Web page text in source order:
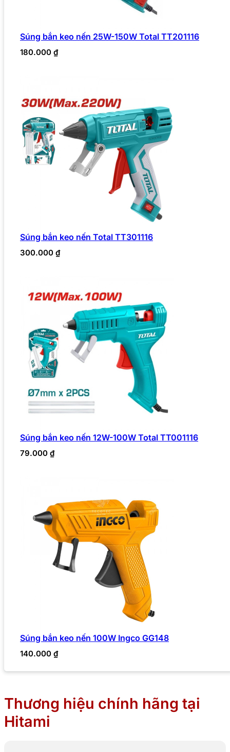
Súng bắn keo nến 25W-150W Total TT201116
180.000 ₫
Súng bắn keo nến Total TT301116
300.000 ₫
Súng bắn keo nến 12W-100W Total TT001116
79.000 ₫
Súng bắn keo nến 100W Ingco GG148
140.000 ₫
Thương hiệu chính hãng tại
Hitami